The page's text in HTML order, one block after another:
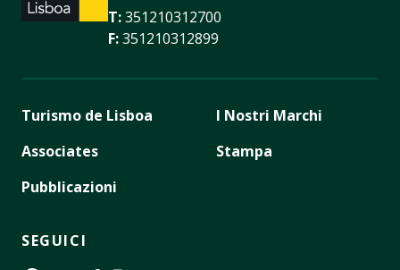
T:351210312700
F:351210312899
Turismo de Lisboa
Associates
Pubblicazioni
I Nostri Marchi
Stampa
SEGUICI